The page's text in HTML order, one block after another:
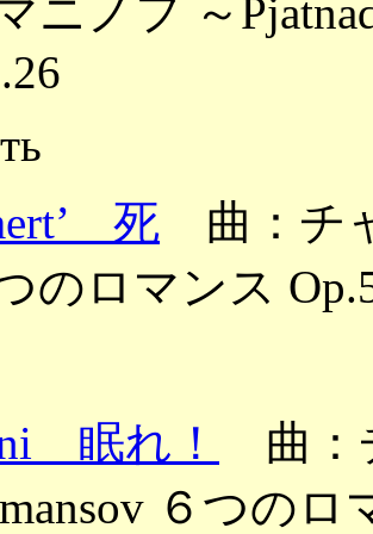
ニノフ ～
死 曲：チ
のロマンス
眠れ！
曲：
６つのロ